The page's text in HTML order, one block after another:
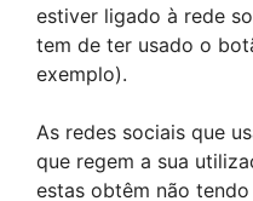
estiver ligado à rede
tem de ter usado o
exemplo).
As redes sociais que
que regem a sua
estas obtêm não